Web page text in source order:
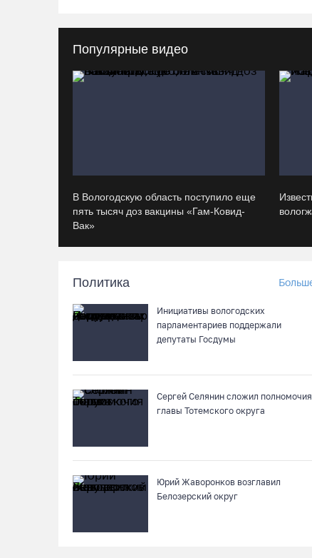
Популярные видео
В Вологодскую область поступило еще
пять тысяч доз вакцины «Гам-Ковид-
Вак»
Политика
Инициативы вологодских
парламентариев поддержали
депутаты Госдумы
Сергей Селянин сложил полномочия
главы Тотемского округа
Юрий Жаворонков возглавил
Белозерский округ